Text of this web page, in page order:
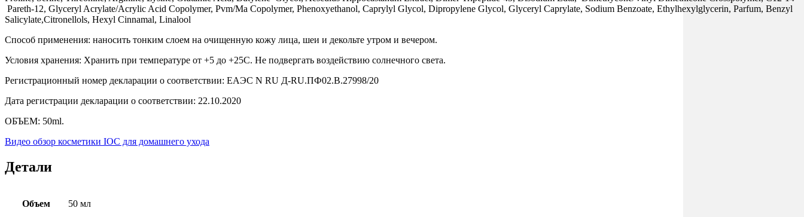
Pareth-12, Glyceryl Acrylate/Acrylic Acid Copolymer, Pvm/Ma Copolymer, Phenoxyethanol, Caprylyl Glycol, Dipropylene Glycol, Glyceryl Caprylate, Sodium Benzoate, Ethylhexylglycerin, Parfum, Benzyl
Salicylate,Citronellols, Hexyl Cinnamal, Linalool
Способ применения: наносить тонким слоем на очищенную кожу лица, шеи и декольте утром и вечером.
Условия хранения: Хранить при температуре от +5 до +25С. Не подвергать воздействию солнечного света.
Регистрационный номер декларации о соответствии: ЕАЭС N RU Д-RU.ПФ02.В.27998/20
Дата регистрации декларации о соответствии: 22.10.2020
ОБЪЕМ: 50ml.
Видео обзор косметики IOC для домашнего ухода
Детали
Объем 50 мл